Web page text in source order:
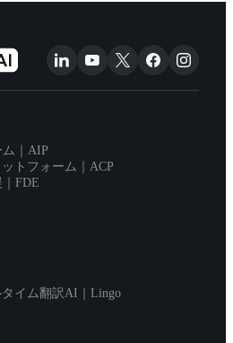
｜AIP
トフォーム｜ACP
FDE
イム翻訳AI｜Lingo